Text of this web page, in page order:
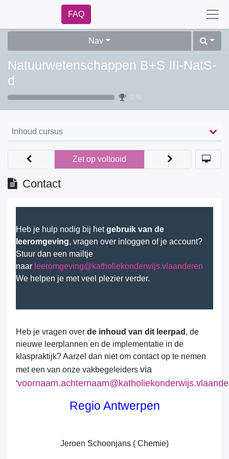
FAQ
Nav
Natuurwetenschappen B+S III-NatS-d
Contact
Zet op voltooid
leeromgeving, vragen over inloggen of je account?
Stuur dan een mailtje
naarleeromgeving@katholiekonderwijs.vlaanderen
We helpen je met veel plezier verder.
nieuwe leerplannen en de implementatie in de
klaspraktijk? Aarzel dan niet om contact op te nemen
met een van onze vakbegeleidersvia
'
Regio Antwerpen
Tessa Janssens (Biologie)